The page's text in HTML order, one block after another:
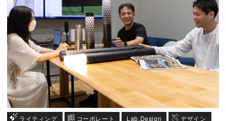
ライティング コーポレート Lab.Design
デザイン